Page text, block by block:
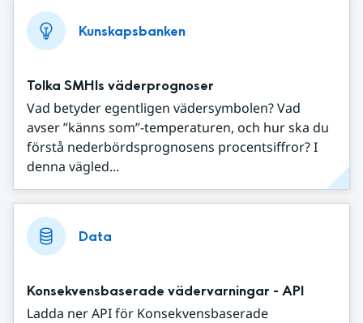
Kunskapsbanken
Tolka SMHIs väderprognoser
Vad betyder egentligen vädersymbolen? Vad
avser ”känns som”-temperaturen, och hur ska du
förstå nederbördsprognosens procentsiffror? I
denna vägled...
Data
Konsekvensbaserade vädervarningar - API
Ladda ner API för Konsekvensbaserade